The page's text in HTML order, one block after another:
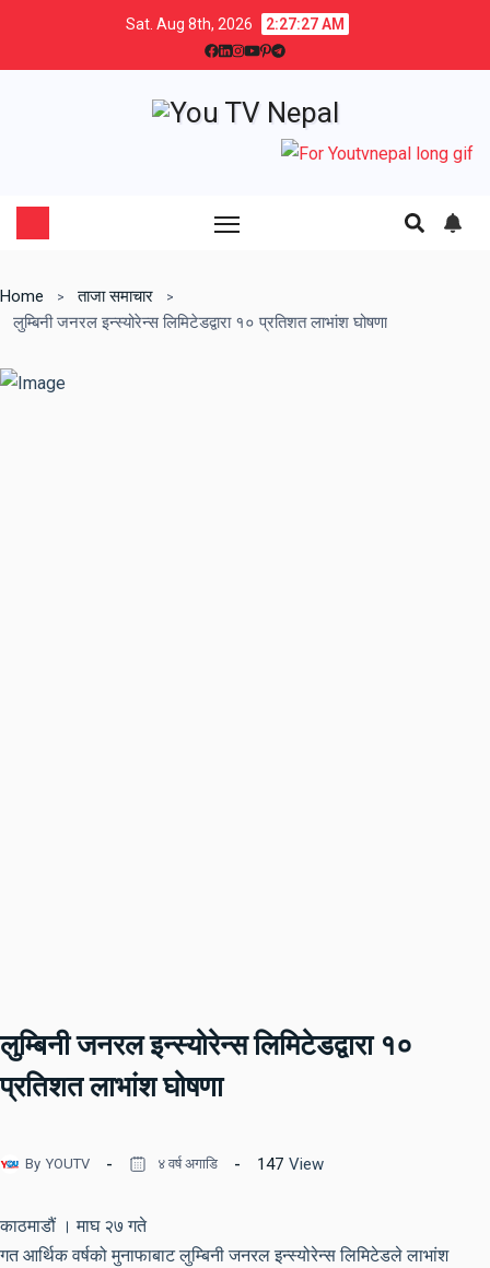
Sat. Aug 8th, 2026 2:27:28 AM
Home
ताजा समाचार
लुम्बिनी जनरल इन्स्योरेन्स लिमिटेडद्वारा १० प्रतिशत लाभांश घोषणा
लुम्बिनी जनरल इन्स्योरेन्स लिमिटेडद्वारा १०
प्रतिशत लाभांश घोषणा
By YOUTV ४ वर्ष अगाडि 147 View
काठमाडौं । माघ २७ गते
गत आर्थिक वर्षको मुनाफाबाट लुम्बिनी जनरल इन्स्योरेन्स लिमिटेडले लाभांश